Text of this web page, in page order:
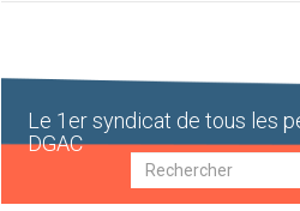
Le 1er syndicat de tous les
DGAC
Recherche